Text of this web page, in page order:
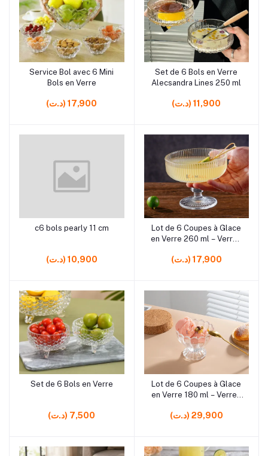
rrrrrr2
Ajouter au panier
Service Bol avec 6 Mini
Bols en Verre
(د.ت) 17,900
rrrrrr5
Ajouter au panier
Set de 6 Bols en Verre
Alecsandra Lines 250 ml
(د.ت) 11,900
rrrrrr5
Ajouter au panier
c6 bols pearly 11 cm
(د.ت) 10,900
rrrrrr5
Ajouter au panier
Lot de 6 Coupes à Glace
en Verre 260 ml – Verres
Fruits et Crèmes
(د.ت) 17,900
rrrrrr5
Ajouter au panier
Set de 6 Bols en Verre
(د.ت) 7,500
rrrrrr5
Ajouter au panier
Lot de 6 Coupes à Glace
en Verre 180 ml – Verres
Glace, Fruits et Douceurs
(د.ت) 29,900